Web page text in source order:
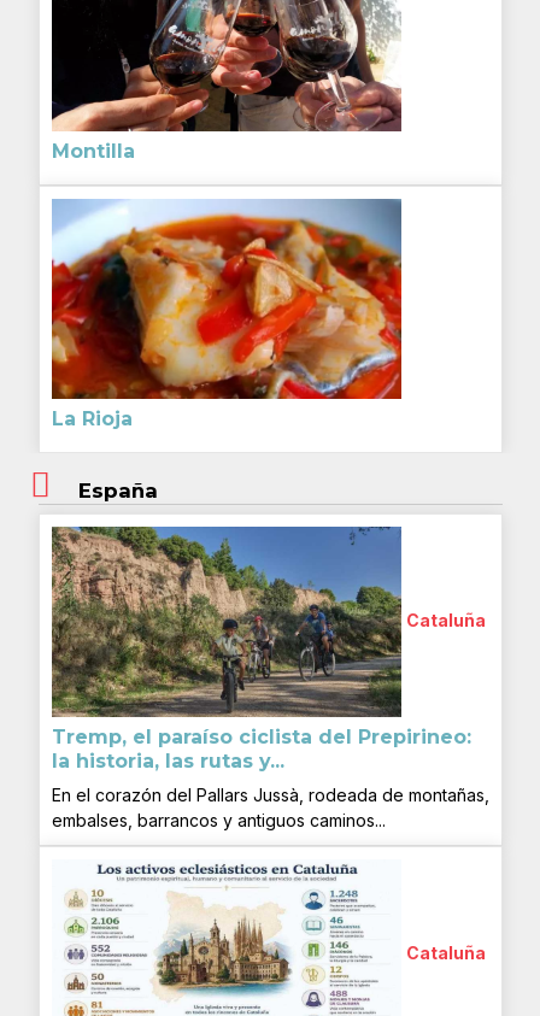
Montilla
La Rioja
España
Cataluña
Tremp, el paraíso ciclista del Prepirineo:
la historia, las rutas y...
En el corazón del Pallars Jussà, rodeada de montañas,
embalses, barrancos y antiguos caminos...
Cataluña